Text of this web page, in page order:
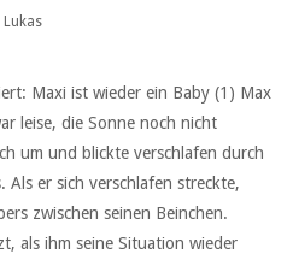
Lukas
Maxi ist wieder ein Baby (1) Max
leise, die Sonne noch nicht
um und blickte verschlafen durch
er sich verschlafen streckte,
zwischen seinen Beinchen.
als ihm seine Situation wieder